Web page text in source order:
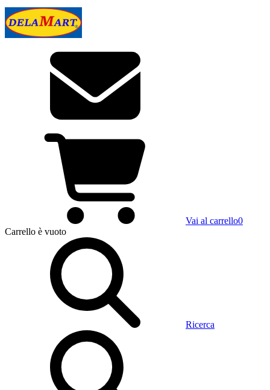
Vai al carrello0
Carrello è vuoto
Ricerca